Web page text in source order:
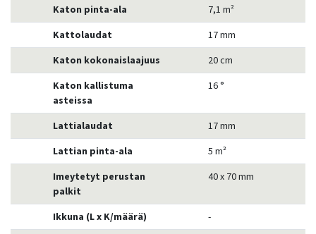
Katon pinta-ala
7,1 m²
Kattolaudat
17 mm
Katon kokonaislaajuus
20 cm
Katon kallistuma
asteissa
16 °
Lattialaudat
17 mm
Lattian pinta-ala
5 m²
Imeytetyt perustan
palkit
40 x 70 mm
Ikkuna (L x K/määrä)
-